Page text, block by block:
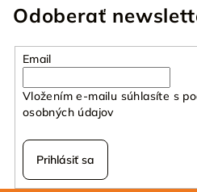
Odoberať
Email
Vložením e-mailu súhlasíte s
osobných údajov
Prihlásiť sa